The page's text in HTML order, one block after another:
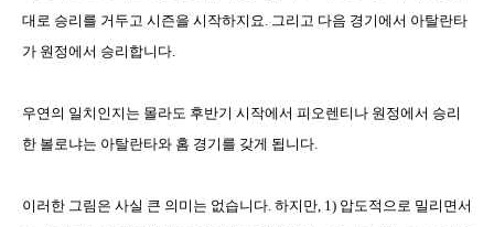
대로 승리를 거두고 시즌을 시작하지요. 그리고 다음 경기에서 아탈란타
가 원정에서 승리합니다.
우연의 일치인지는 몰라도 후반기 시작에서 피오렌티나 원정에서 승리
한 볼로냐는 아탈란타와 홈 경기를 갖게 됩니다.
이러한 그림은 사실 큰 의미는 없습니다. 하지만, 1) 압도적으로 밀리면서